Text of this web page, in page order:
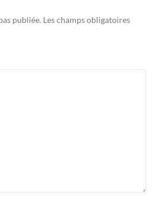
publiée. Les champs obligatoires